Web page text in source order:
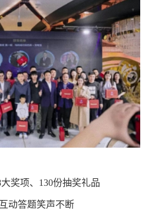
奖项、130份抽奖礼品
动答题笑声不断